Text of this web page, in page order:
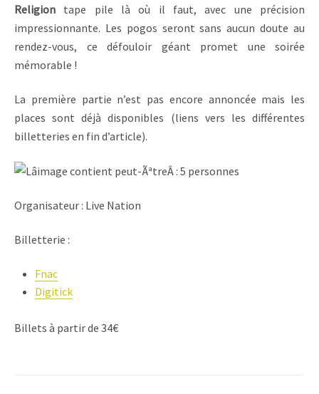
Religion tape pile là où il faut, avec une précision
impressionnante. Les pogos seront sans aucun doute au
rendez-vous, ce défouloir géant promet une soirée
mémorable !
La première partie n’est pas encore annoncée mais les
places sont déjà disponibles (liens vers les différentes
billetteries en fin d’article).
Organisateur : Live Nation
Billetterie :
Fnac
Digitick
Billets à partir de 34€